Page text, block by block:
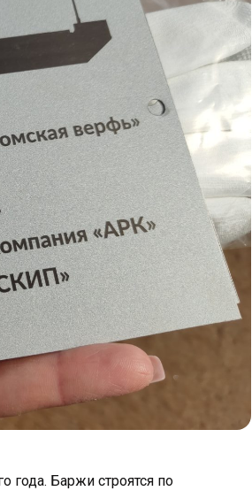
года. Баржи строятся по